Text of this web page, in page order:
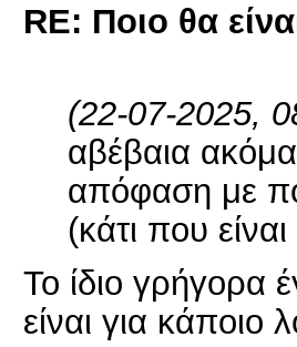
RE: Ποιο θα
(22-07-2025,
αβέβαια
απόφαση με
(κάτι που
Το ίδιο γρήγορα
είναι για κάποιο